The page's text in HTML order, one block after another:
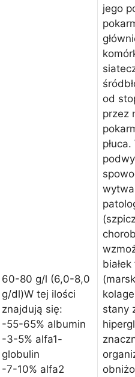
60-80 g/l (6,0-8,0
g/dl)W tej ilości
znajdują się:
-55-65% albumin
-3-5% alfa1-
globulin
-7-10% alfa2
jego
od
przez
stany